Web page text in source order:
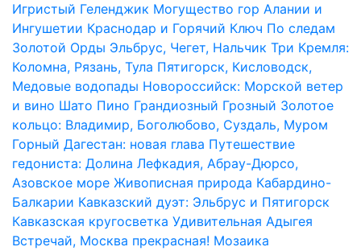
Игристый Геленджик Могущество гор Алании и
Ингушетии Краснодар и Горячий Ключ По следам
Золотой Орды Эльбрус, Чегет, Нальчик Три Кремля:
Коломна, Рязань, Тула Пятигорск, Кисловодск,
Медовые водопады Новороссийск: Морской ветер
и вино Шато Пино Грандиозный Грозный Золотое
кольцо: Владимир, Боголюбово, Суздаль, Муром
Горный Дагестан: новая глава Путешествие
гедониста: Долина Лефкадия, Абрау-Дюрсо,
Азовское море Живописная природа Кабардино-
Балкарии Кавказский дуэт: Эльбрус и Пятигорск
Кавказская кругосветка Удивительная Адыгея
Встречай, Москва прекрасная! Мозаика